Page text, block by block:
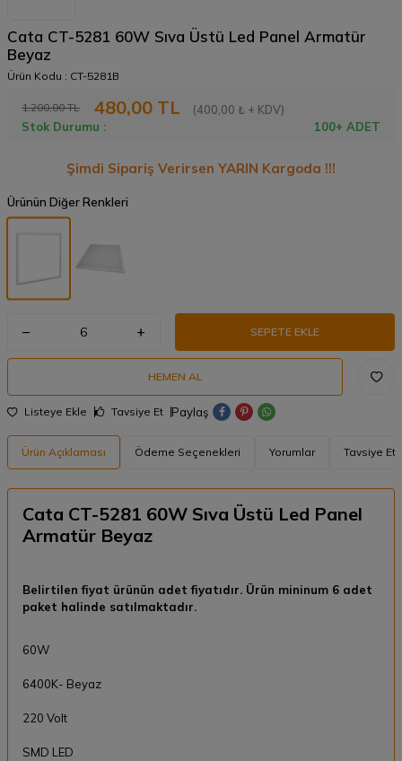
Cata CT-5281 60W Sıva Üstü Led Panel Armatür
Beyaz
Ürün Kodu : CT-5281B
1.200,00TL 480,00 TL
(400,00 ₺ + KDV)
Stok Durumu :
100+ ADET
Şimdi Sipariş Verirsen YARIN Kargoda !!!
Ürünün Diğer Renkleri
SEPETE EKLE
HEMEN AL
Listeye Ekle Tavsiye Et Paylaş
Ürün Açıklaması Ödeme Seçenekleri Yorumlar Tavsiye Et
Cata CT-5281 60W Sıva Üstü Led Panel
Armatür Beyaz
Belirtilen fiyat ürünün adet fiyatıdır. Ürün mininum 6 adet
paket halinde satılmaktadır.
60W
6400K- Beyaz
220 Volt
SMD LED